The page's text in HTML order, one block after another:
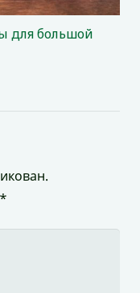
для большой
*